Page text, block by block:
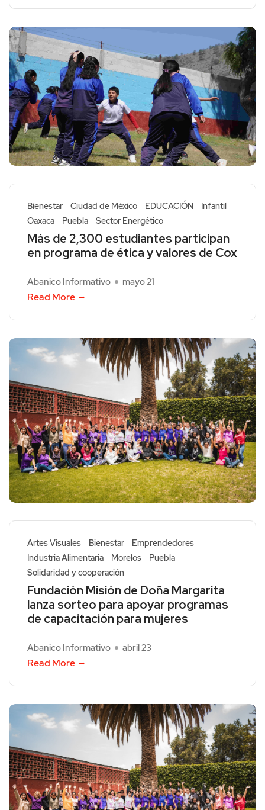
Bienestar Ciudad de México EDUCACIÓN
Infantil
Oaxaca
Puebla Sector Energético
Más de 2,300 estudiantes participan
en programa de ética y valores de Cox
Abanico Informativo mayo 21
Read More
Artes Visuales Bienestar
Emprendedores
Industria Alimentaria
Morelos
Puebla
Solidaridad y cooperación
Fundación Misión de Doña Margarita
lanza sorteo para apoyar programas
de capacitación para mujeres
Abanico Informativo abril 23
Read More